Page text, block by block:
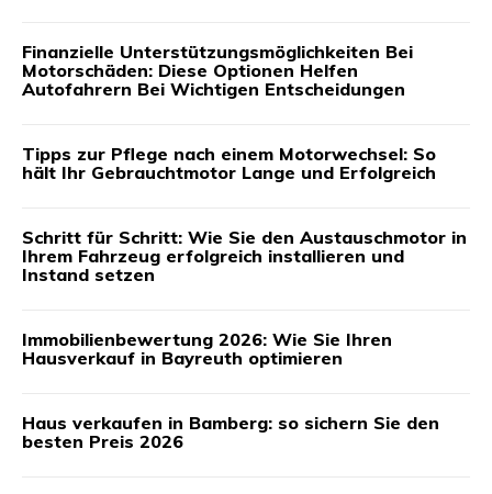
Finanzielle Unterstützungsmöglichkeiten Bei
Motorschäden: Diese Optionen Helfen
Autofahrern Bei Wichtigen Entscheidungen
Tipps zur Pflege nach einem Motorwechsel: So
hält Ihr Gebrauchtmotor Lange und Erfolgreich
Schritt für Schritt: Wie Sie den Austauschmotor in
Ihrem Fahrzeug erfolgreich installieren und
Instand setzen
Immobilienbewertung 2026: Wie Sie Ihren
Hausverkauf in Bayreuth optimieren
Haus verkaufen in Bamberg: so sichern Sie den
besten Preis 2026